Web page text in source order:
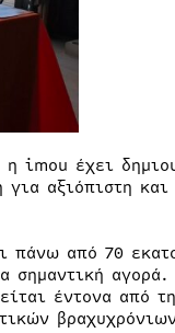
imou έχει
αξιόπιστη
πάνω από 70
σημαντική
έντονα από